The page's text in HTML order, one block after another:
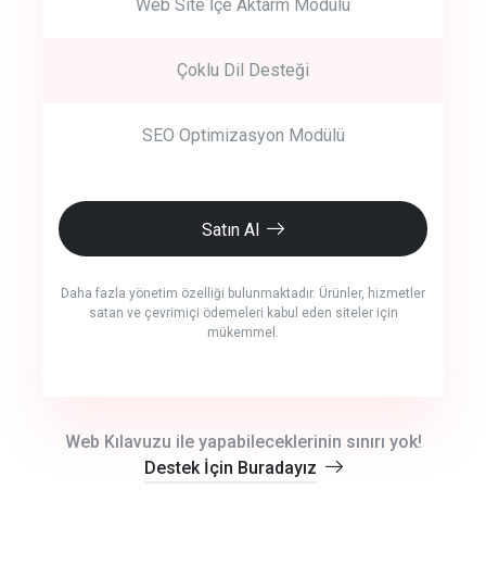
Web Site İçe Aktarm Modülü
Çoklu Dil Desteği
SEO Optimizasyon Modülü
Satın Al
Daha fazla yönetim özelliği bulunmaktadır. Ürünler, hizmetler
satan ve çevrimiçi ödemeleri kabul eden siteler için
mükemmel.
Web Kılavuzu ile yapabileceklerinin sınırı yok!
Destek İçin Buradayız